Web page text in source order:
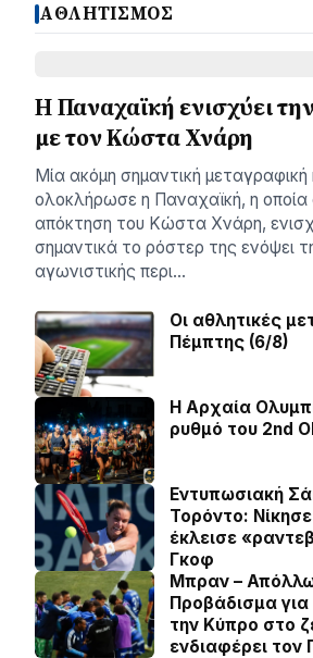
ΑΘΛΗΤΙΣΜΟΣ
Η Παναχαϊκή ενισχύει
με τον Κώστα Χνάρη
Μία ακόμη σημαντική μεταγραφική
ολοκλήρωσε η Παναχαϊκή, η
απόκτηση του Κώστα Χνάρη,
σημαντικά το ρόστερ της ενόψει
αγωνιστικής περι…
Οι αθλητικές
Πέμπτης (6/8)
Η Αρχαία
ρυθμό του 2nd
Εντυπωσιακή
Τορόντο:
έκλεισε
Γκοφ
Μπραν –
Προβάδισμα
την Κύπρο στο
ενδιαφέρει